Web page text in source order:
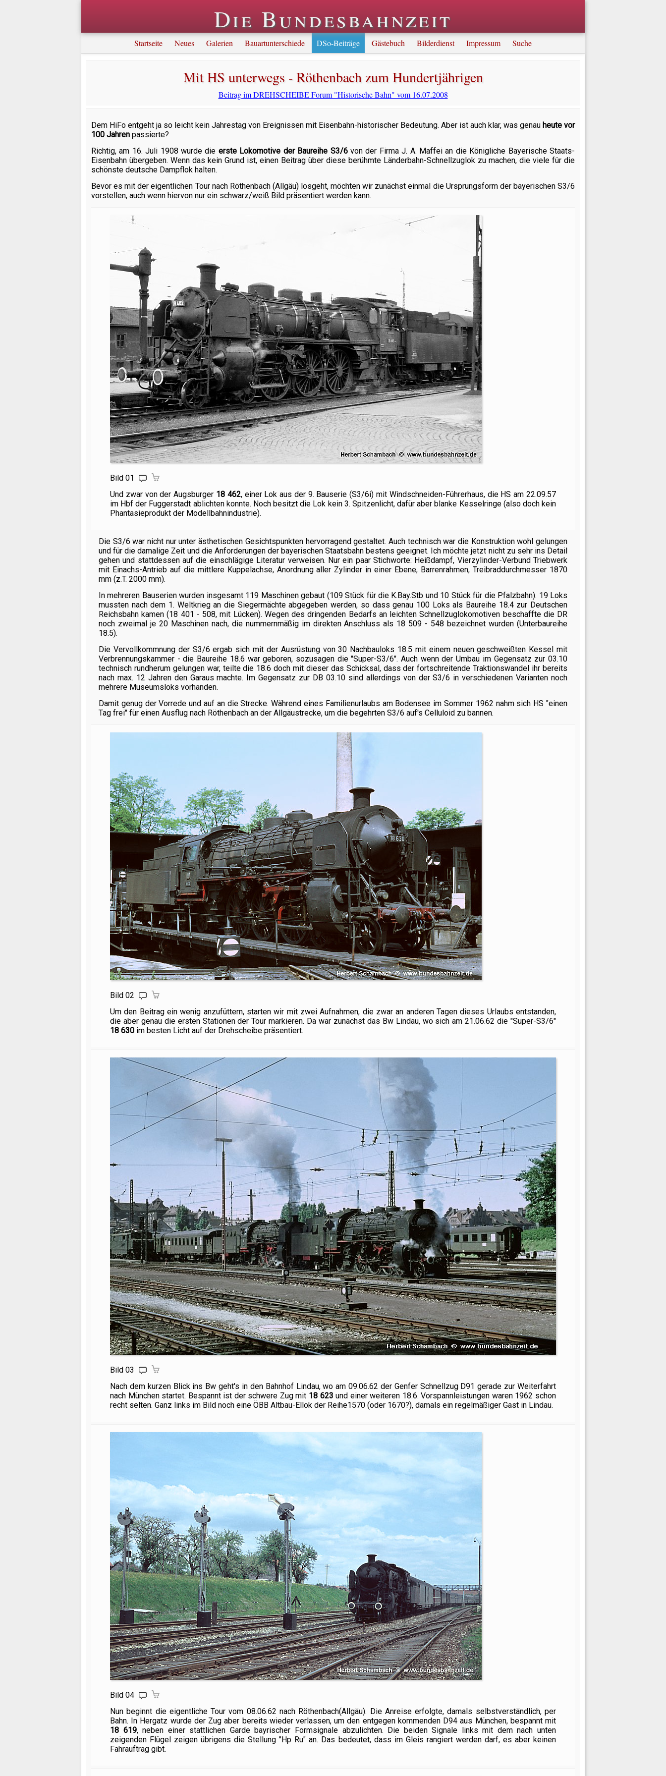
Mit HS unterwegs - Röthenbach zum Hundertjährigen
Beitrag im DREHSCHEIBE Forum "Historische Bahn" vom 16.07.2008
Dem HiFo entgeht ja so leicht kein Jahrestag von Ereignissen mit Eisenbahn-historischer Bedeutung. Aber ist auch klar, was genau heute vor
100 Jahren passierte?
Richtig, am 16. Juli 1908 wurde die erste Lokomotive der Baureihe S3/6von der Firma J. A. Maffei an die Königliche Bayerische Staats-
Eisenbahn übergeben. Wenn das kein Grund ist, einen Beitrag über diese berühmte Länderbahn-Schnellzuglok zu machen, die viele für die
schönste deutsche Dampflok halten.
Bevor es mit der eigentlichen Tour nach Röthenbach (Allgäu) losgeht, möchten wir zunächst einmal die Ursprungsform der bayerischen S3/6
vorstellen, auch wenn hiervon nur ein schwarz/weiß Bild präsentiert werden kann.
Bild 01
Und zwar von der Augsburger 18 462, einer Lok aus der 9. Bauserie (S3/6i) mit Windschneiden-Führerhaus, die HS am 22.09.57
im Hbf der Fuggerstadt ablichten konnte. Noch besitzt die Lok kein 3. Spitzenlicht, dafür aber blanke Kesselringe (also doch kein
Phantasieprodukt der Modellbahnindustrie).
Die S3/6 war nicht nur unter ästhetischen Gesichtspunkten hervorragend gestaltet. Auch technisch war die Konstruktion wohl gelungen
und für die damalige Zeit und die Anforderungen der bayerischen Staatsbahn bestens geeignet. Ich möchte jetzt nicht zu sehr ins Detail
gehen und stattdessen auf die einschlägige Literatur verweisen. Nur ein paar Stichworte: Heißdampf, Vierzylinder-Verbund Triebwerk
mit Einachs-Antrieb auf die mittlere Kuppelachse, Anordnung aller Zylinder in einer Ebene, Barrenrahmen, Treibraddurchmesser 1870
mm (z.T. 2000 mm).
In mehreren Bauserien wurden insgesamt 119 Maschinen gebaut (109 Stück für die K.Bay.Stb und 10 Stück für die Pfalzbahn). 19 Loks
mussten nach dem 1. Weltkrieg an die Siegermächte abgegeben werden, so dass genau 100 Loks als Baureihe 18.4 zur Deutschen
Reichsbahn kamen (18 401 - 508, mit Lücken). Wegen des dringenden Bedarfs an leichten Schnellzuglokomotiven beschaffte die DR
noch zweimal je 20 Maschinen nach, die nummernmäßig im direkten Anschluss als 18 509 - 548 bezeichnet wurden (Unterbaureihe
18.5).
Die Vervollkommnung der S3/6 ergab sich mit der Ausrüstung von 30 Nachbauloks 18.5 mit einem neuen geschweißten Kessel mit
Verbrennungskammer - die Baureihe 18.6 war geboren, sozusagen die "Super-S3/6". Auch wenn der Umbau im Gegensatz zur 03.10
technisch rundherum gelungen war, teilte die 18.6 doch mit dieser das Schicksal, dass der fortschreitende Traktionswandel ihr bereits
nach max. 12 Jahren den Garaus machte. Im Gegensatz zur DB 03.10 sind allerdings von der S3/6 in verschiedenen Varianten noch
mehrere Museumsloks vorhanden.
Damit genug der Vorrede und auf an die Strecke. Während eines Familienurlaubs am Bodensee im Sommer 1962 nahm sich HS "einen
Tag frei" für einen Ausflug nach Röthenbach an der Allgäustrecke, um die begehrten S3/6 auf's Celluloid zu bannen.
Bild 02
Um den Beitrag ein wenig anzufüttern, starten wir mit zwei Aufnahmen, die zwar an anderen Tagen dieses Urlaubs entstanden,
die aber genau die ersten Stationen der Tour markieren. Da war zunächst das Bw Lindau, wo sich am 21.06.62 die "Super-S3/6"
18 630 im besten Licht auf der Drehscheibe präsentiert.
Bild 03
Nach dem kurzen Blick ins Bw geht's in den Bahnhof Lindau, wo am 09.06.62 der Genfer Schnellzug D91 gerade zur Weiterfahrt
nach München startet. Bespannt ist der schwere Zug mit 18 623 und einer weiteren 18.6. Vorspannleistungen waren 1962 schon
recht selten. Ganz links im Bild noch eine ÖBB Altbau-Ellok der Reihe1570 (oder 1670?), damals ein regelmäßiger Gast in Lindau.
Bild 04
Nun beginnt die eigentliche Tour vom 08.06.62 nach Röthenbach(Allgäu). Die Anreise erfolgte, damals selbstverständlich, per
Bahn. In Hergatz wurde der Zug aber bereits wieder verlassen, um den entgegen kommenden D94 aus München, bespannt mit
18 619, neben einer stattlichen Garde bayrischer Formsignale abzulichten. Die beiden Signale links mit dem nach unten
zeigenden Flügel zeigen übrigens die Stellung "Hp Ru" an. Das bedeutet, dass im Gleis rangiert werden darf, es aber keinen
Fahrauftrag gibt.
Die Bundesbahnzeit
Startseite Neues Galerien Bauartunterschiede DSo-Beiträge Gästebuch Bilderdienst Impressum Suche